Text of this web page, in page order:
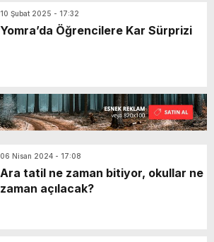
10 Şubat 2025 - 17:32
Yomra’da Öğrencilere Kar Sürprizi
06 Nisan 2024 - 17:08
Ara tatil ne zaman bitiyor, okullar ne
zaman açılacak?